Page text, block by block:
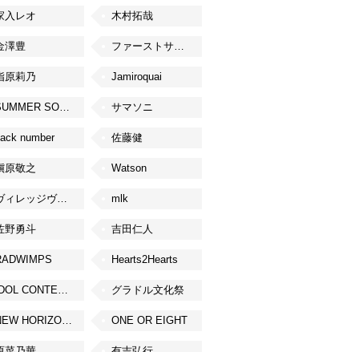
入レオ 木村拓哉
澤豊 ファーストサマーウイカ
原莉乃 Jamiroquai
SUMMER SONIC サマソニ
number 佐藤健
原敬之 Watson
ヴィレッジヴァンガード mlk
野勇斗 吉田仁人
Hearts2Hearts
IDOL CONTENT EXPO グラドル文化祭
NEW HORIZON FEST ONE OR EIGHT